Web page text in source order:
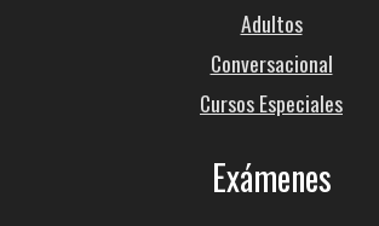
Adultos
Conversacional
Cursos Especiales
Exámenes